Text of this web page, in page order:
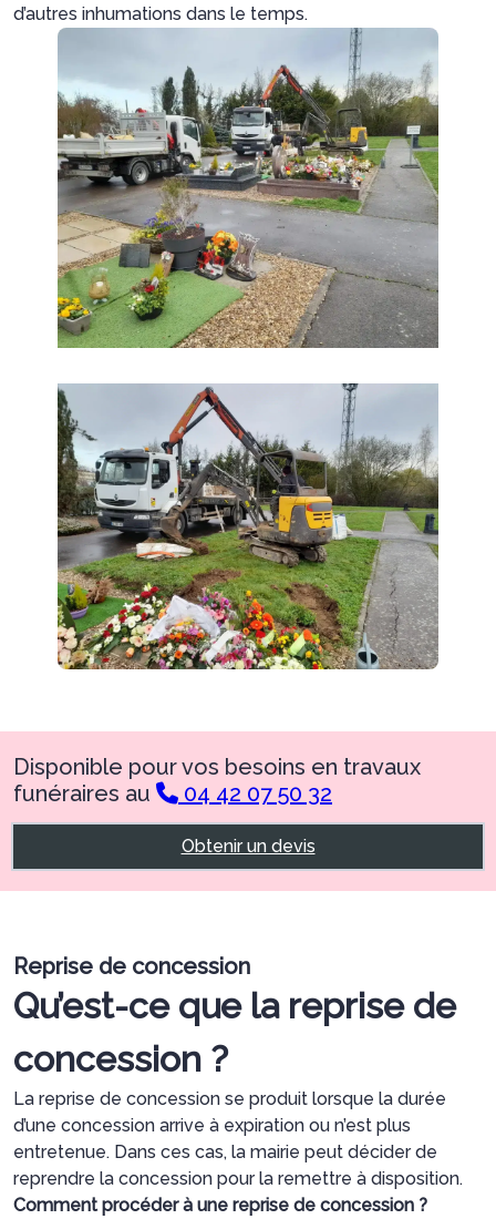
d’autres inhumations dans le temps.
Disponible pour vos besoins en travaux
funéraires au
04 42 07 50 32
Obtenir un devis
Reprise de concession
Qu’est-ce que la reprise de
concession ?
La reprise de concession se produit lorsque la durée
d’une concession arrive à expiration ou n’est plus
entretenue. Dans ces cas, la mairie peut décider de
reprendre la concession pour la remettre à disposition.
Comment procéder à une reprise de concession ?